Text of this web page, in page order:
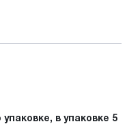
в упаковке 5